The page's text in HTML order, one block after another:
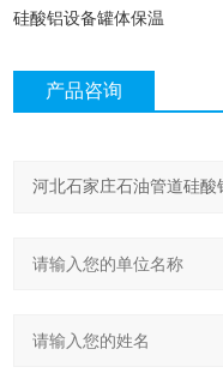
硅酸铝设备罐体保温
产品咨询